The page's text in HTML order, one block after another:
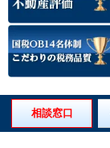
相談窓口